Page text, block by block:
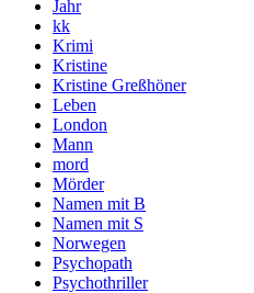
Jahr
kk
Krimi
Kristine
Kristine Greßhöner
Leben
London
Mann
mord
Mörder
Namen mit B
Namen mit S
Norwegen
Psychopath
Psychothriller